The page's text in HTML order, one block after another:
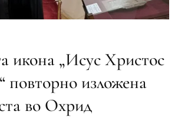
икона „Исус Христос
повторно изложена
во Охрид